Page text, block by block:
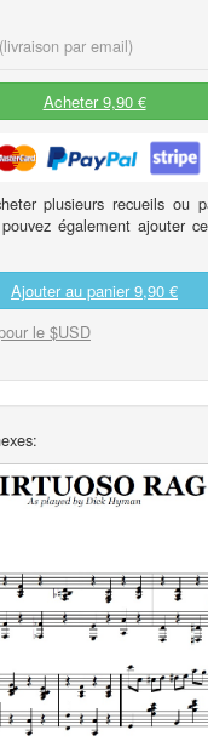
(livraison par email)
Acheter 9,90 €
plusieurs recueils ou
également ajouter
Ajouter au panier9,90 €
le $USD